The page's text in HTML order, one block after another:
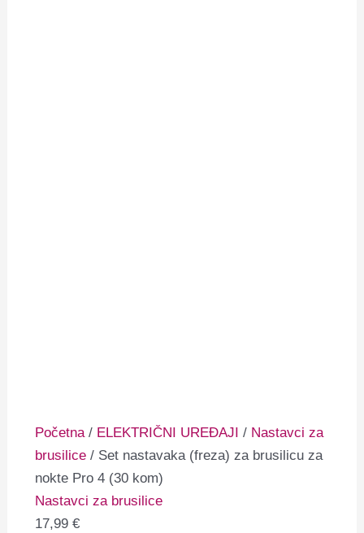
Početna / ELEKTRIČNI UREĐAJI / Nastavci za
brusilice / Set nastavaka (freza) za brusilicu za
nokte Pro 4 (30 kom)
Nastavci za brusilice
17,99€